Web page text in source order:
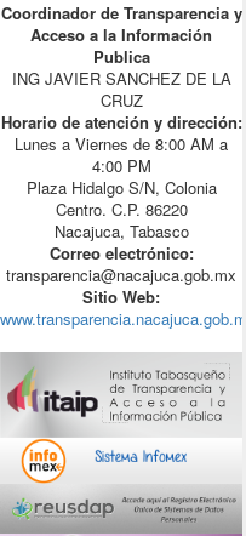
Coordinador de Transparencia y
Acceso a la Información
Publica
ING JAVIER SANCHEZ DE LA
CRUZ
Horario de atención y dirección:
Lunes a Viernes de 8:00 AM a
4:00 PM
Plaza Hidalgo S/N, Colonia
Centro. C.P. 86220
Nacajuca, Tabasco
Correo electrónico:
transparencia@nacajuca.gob.mx
Sitio Web:
www.transparencia.nacajuca.gob.mx